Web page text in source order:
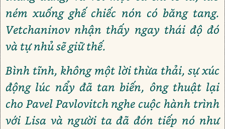
ném xuống ghế chiếc nón có băng tang.
Vetchaninov nhận thấy ngay thái độ đó
và tự nhủ sẽ giữ thế.
Bình tĩnh, không một lời thừa thải, sự xúc
động lúc nẩy đã tan biến, ông thuật lại
cho Pavel Pavlovitch nghe cuộc hành trình
với Lisa và người ta đã đón tiếp nó như